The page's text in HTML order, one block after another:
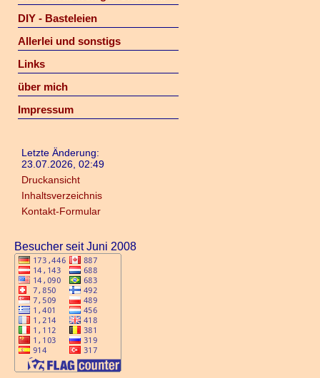
DIY - Basteleien
Allerlei und sonstigs
Links
über mich
Impressum
Letzte Änderung:
23.07.2026, 02:49
Druckansicht
Inhaltsverzeichnis
Kontakt-Formular
Besucher seit Juni 2008